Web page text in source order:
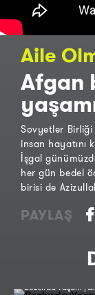
Aile
Afgan
Sovyetler Birliği
insan hayatını
İşgal
her gün bedel
birisi de
PAYLAŞ
Bozkırda Yaşam |